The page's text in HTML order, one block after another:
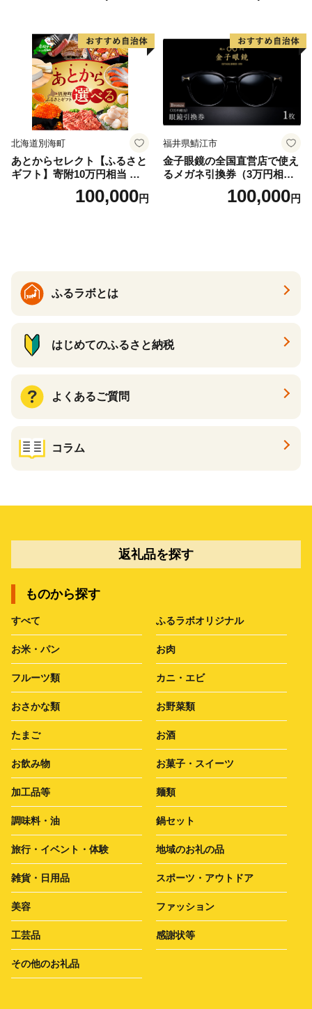
北海道別海町
あとからセレクト【ふるさと
ギフト】寄附10万円相当 あ
とから選べる！ ギフト いく
ら ほたて 海鮮 牛肉 別海町
ギフト ふるさと納税 ）
100,000円
福井県鯖江市
金子眼鏡の全国直営店で使え
るメガネ引換券（3万円相
100,000円
ふるラボとは
はじめてのふるさと納税
よくあるご質問
コラム
返礼品を探す
ものから探す
すべて ふるラボオリジナル
お米・パン お肉
フルーツ類 カニ・エビ
おさかな類 お野菜類
たまご お酒
お飲み物 お菓子・スイーツ
加工品等 麺類
調味料・油 鍋セット
旅行・イベント・体験 地域のお礼の品
雑貨・日用品 スポーツ・アウトドア
美容 ファッション
工芸品 感謝状等
その他のお礼品